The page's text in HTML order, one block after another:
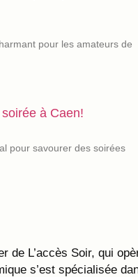
pour les amateurs de
à Caen!
pour savourer des soirées
L’accès Soir, qui
s’est spécialisée